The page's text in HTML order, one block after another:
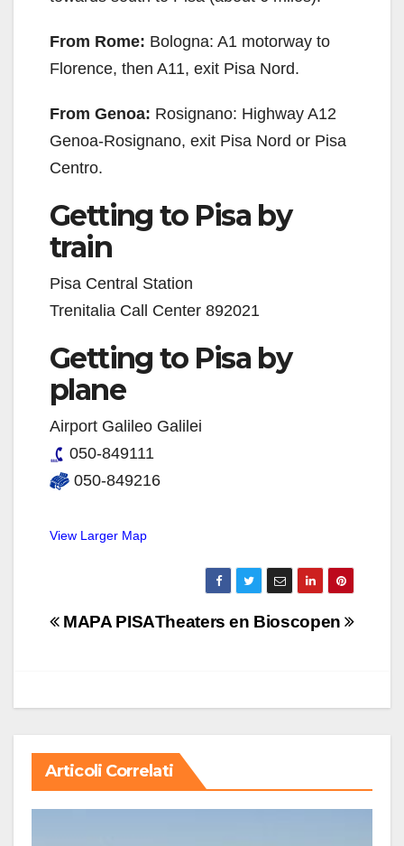
From Rome: Bologna: A1 motorway to
Florence, then A11, exit Pisa Nord.
From Genoa: Rosignano: Highway A12
Genoa-Rosignano, exit Pisa Nord or Pisa
Centro.
Getting to Pisa by
train
Pisa Central Station
Trenitalia Call Center 892021
Getting to Pisa by
plane
Airport Galileo Galilei
050-849111
050-849216
View Larger Map
NavigazioneTheaters en Bioscopen
MAPA PISA
Articoli Correlati